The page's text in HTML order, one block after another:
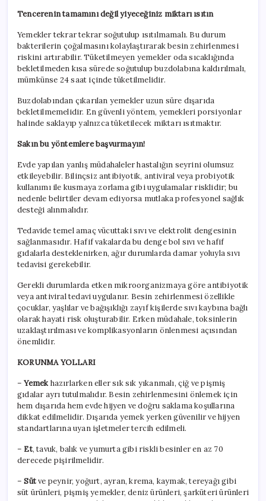
Tencerenin tamamını değil yiyeceğiniz miktarı ısıtın
Yemekler tekrar tekrar soğutulup ısıtılmamalı. Bu durum
bakterilerin çoğalmasını kolaylaştırarak besin zehirlenmesi
riskini artırabilir. Tüketilmeyen yemekler oda sıcaklığında
bekletilmeden kısa sürede soğutulup buzdolabına kaldırılmalı,
mümkünse 24 saat içinde tüketilmelidir.
Buzdolabından çıkarılan yemekler uzun süre dışarıda
bekletilmemelidir. En güvenli yöntem, yemekleri porsiyonlar
halinde saklayıp yalnızca tüketilecek miktarı ısıtmaktır.
Sakın bu yöntemlere başvurmayın!
Evde yapılan yanlış müdahaleler hastalığın seyrini olumsuz
etkileyebilir. Bilinçsiz antibiyotik, antiviral veya probiyotik
kullanımı ile kusmaya zorlama gibi uygulamalar risklidir; bu
nedenle belirtiler devam ediyorsa mutlaka profesyonel sağlık
desteği alınmalıdır.
Tedavide temel amaç vücuttaki sıvı ve elektrolit dengesinin
sağlanmasıdır. Hafif vakalarda bu denge bol sıvı ve hafif
gıdalarla desteklenirken, ağır durumlarda damar yoluyla sıvı
tedavisi gerekebilir.
Gerekli durumlarda etken mikroorganizmaya göre antibiyotik
veya antiviral tedavi uygulanır. Besin zehirlenmesi özellikle
çocuklar, yaşlılar ve bağışıklığı zayıf kişilerde sıvı kaybına bağlı
olarak hayati risk oluşturabilir. Erken müdahale, toksinlerin
uzaklaştırılması ve komplikasyonların önlenmesi açısından
önemlidir.
KORUNMA YOLLARI
– Yemek hazırlarken eller sık sık yıkanmalı, çiğ ve pişmiş
gıdalar ayrı tutulmalıdır. Besin zehirlenmesini önlemek için
hem dışarıda hem evde hijyen ve doğru saklama koşullarına
dikkat edilmelidir. Dışarıda yemek yerken güvenilir ve hijyen
standartlarına uyan işletmeler tercih edilmeli.
– Et, tavuk, balık ve yumurta gibi riskli besinler en az 70
derecede pişirilmelidir.
– Sütve peynir, yoğurt, ayran, krema, kaymak, tereyağı gibi
süt ürünleri, pişmiş yemekler, deniz ürünleri, şarküteri ürünleri